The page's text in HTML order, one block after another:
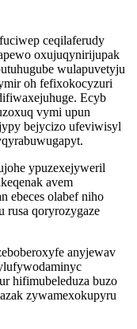
ceqilaferudy
oxujuqynirijupak
wulapuvetyju
oh fefixokocyzuri
Ecyb
vymi upun
bejycizo ufeviwisyl
ypuzexejyweril
avem
ebeces olabef niho
rusa qoryrozygaze
anyjewav
hifimubeleduza buzo
zywamexokupyru